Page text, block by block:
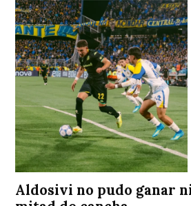
Aldosivi no pudo ganar